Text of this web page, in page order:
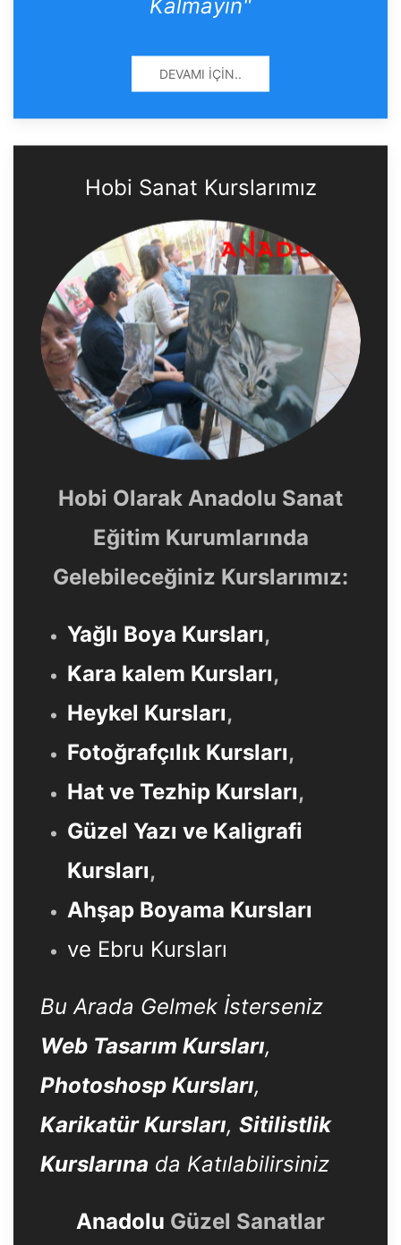
Kalmayın"
DEVAMI İÇIN..
Hobi Sanat Kurslarımız
Hobi Olarak Anadolu Sanat
Eğitim Kurumlarında
Gelebileceğiniz Kurslarımız:
Yağlı Boya Kursları,
Kara kalem Kursları,
Heykel Kursları,
Fotoğrafçılık Kursları,
Hat ve Tezhip Kursları,
Güzel Yazı ve Kaligrafi
Kursları,
Ahşap Boyama Kursları
ve Ebru Kursları
Bu Arada Gelmek İsterseniz
Web Tasarım Kursları,
Photoshosp Kursları,
Karikatür Kursları, Sitilistlik
Kurslarına da Katılabilirsiniz
Anadolu Güzel Sanatlar